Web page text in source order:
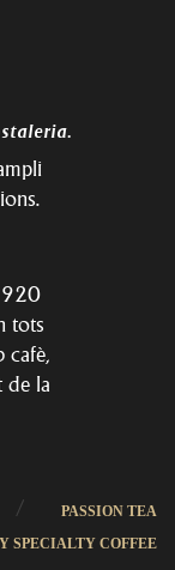
tots
cafè,
de la
/ PASSION TEA
SPECIALTY COFFEE